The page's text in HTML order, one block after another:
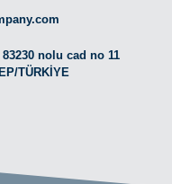
nolu cad no 11
TÜRKİYE